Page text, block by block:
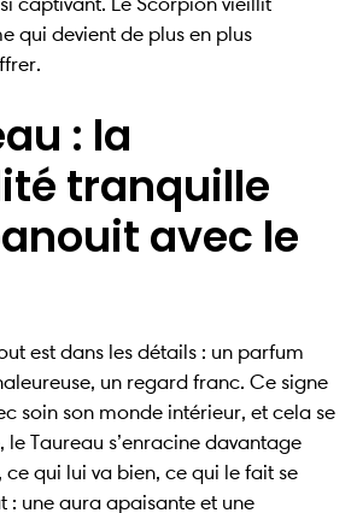
qui devient de plus en plus
: la
tranquille
avec le
est dans les détails : un parfum
un regard franc. Ce signe
soin son monde intérieur, et cela se
le Taureau s’enracine davantage
ce qui lui va bien, ce qui le fait se
: une aura apaisante et une